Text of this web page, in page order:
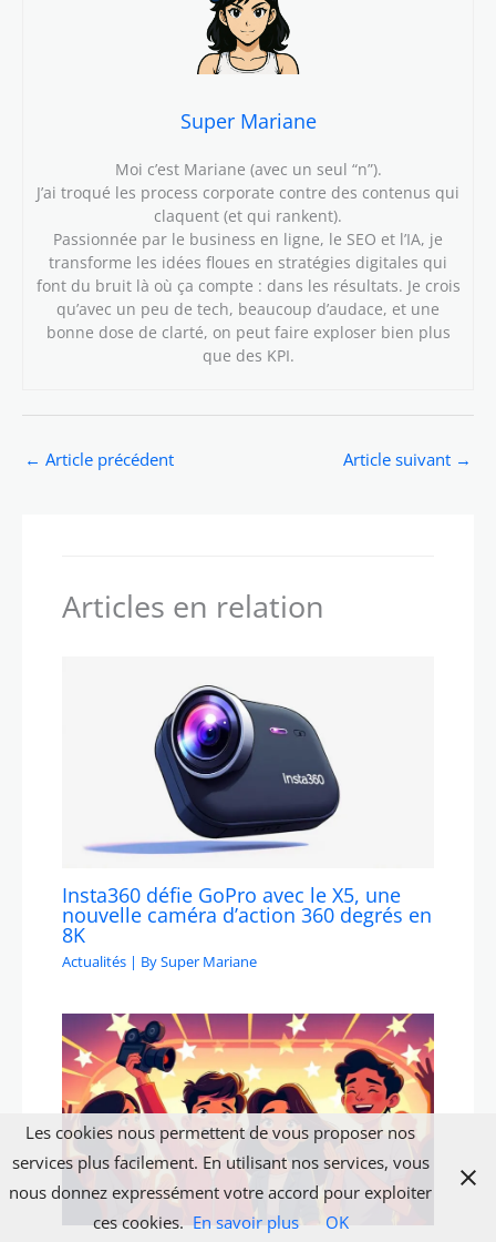
Super Mariane
Moi c’est Mariane (avec un seul “n”).
J’ai troqué les process corporate contre des contenus qui
claquent (et qui rankent).
Passionnée par le business en ligne, le SEO et l’IA, je
transforme les idées floues en stratégies digitales qui
font du bruit là où ça compte : dans les résultats. Je crois
qu’avec un peu de tech, beaucoup d’audace, et une
bonne dose de clarté, on peut faire exploser bien plus
que des KPI.
← Article précédent Article suivant →
Articles en relation
Insta360 défie GoPro avec le X5, une
nouvelle caméra d’action 360 degrés en
8K
Actualités | BySuper Mariane
Les cookies nous permettent de vous proposer nos
services plus facilement. En utilisant nos services, vous
nous donnez expressément votre accord pour exploiter
ces cookies. En savoir plus OK